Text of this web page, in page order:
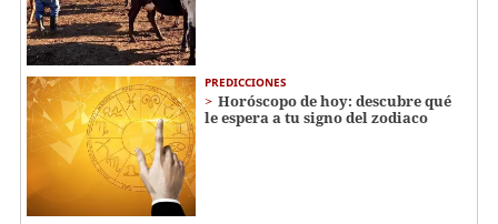
PREDICCIONES
Horóscopo de hoy: descubre qué
le espera a tu signo del zodiaco